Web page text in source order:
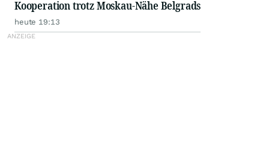
Kooperation trotz Moskau-Nähe Belgrads
heute 19:13